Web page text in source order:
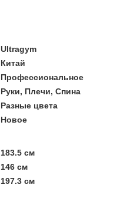
Ultragym
Китай
Профессиональное
Руки, Плечи, Спина
Разные цвета
Новое
183.5 см
146 см
197.3 см